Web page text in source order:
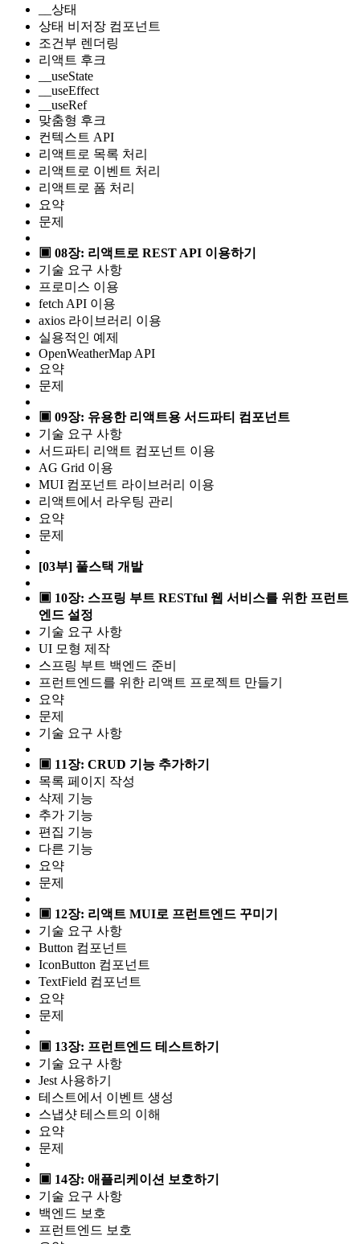
__상태
상태 비저장 컴포넌트
조건부 렌더링
리액트 후크
__useState
__useEffect
__useRef
맞춤형 후크
컨텍스트 API
리액트로 목록 처리
리액트로 이벤트 처리
리액트로 폼 처리
요약
문제
▣ 08장: 리액트로 REST API 이용하기
기술 요구 사항
프로미스 이용
fetch API 이용
axios 라이브러리 이용
실용적인 예제
OpenWeatherMap API
요약
문제
▣ 09장: 유용한 리액트용 서드파티 컴포넌트
기술 요구 사항
서드파티 리액트 컴포넌트 이용
AG Grid 이용
MUI 컴포넌트 라이브러리 이용
리액트에서 라우팅 관리
요약
문제
[03부] 풀스택 개발
▣ 10장: 스프링 부트 RESTful 웹 서비스를 위한 프런트
엔드 설정
기술 요구 사항
UI 모형 제작
스프링 부트 백엔드 준비
프런트엔드를 위한 리액트 프로젝트 만들기
요약
문제
기술 요구 사항
▣ 11장: CRUD 기능 추가하기
목록 페이지 작성
삭제 기능
추가 기능
편집 기능
다른 기능
요약
문제
▣ 12장: 리액트 MUI로 프런트엔드 꾸미기
기술 요구 사항
Button 컴포넌트
IconButton 컴포넌트
TextField 컴포넌트
요약
문제
▣ 13장: 프런트엔드 테스트하기
기술 요구 사항
Jest 사용하기
테스트에서 이벤트 생성
스냅샷 테스트의 이해
요약
문제
▣ 14장: 애플리케이션 보호하기
기술 요구 사항
백엔드 보호
프런트엔드 보호